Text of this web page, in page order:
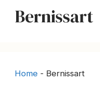
Bernissart
Home - Bernissart